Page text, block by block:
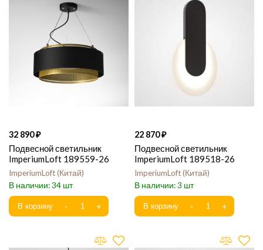
32 890
Подвесной светильник
ImperiumLoft 189559-26
ImperiumLoft Китай
34
22 870
Подвесной светильник
ImperiumLoft 189518-26
ImperiumLoft Китай
3